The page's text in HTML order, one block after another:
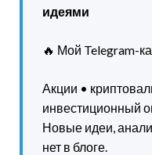
идеями
🔥 Мой Telegram-
Акции •
инвестиционный
Новые идеи,
нет в блоге.